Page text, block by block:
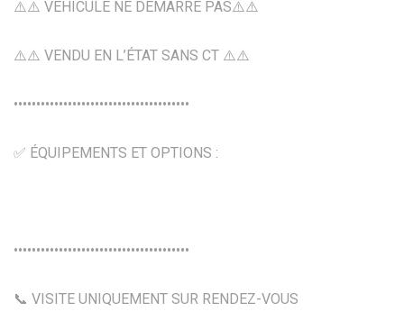
⚠️⚠️ VÉHICULE NE DÉMARRE PAS⚠️⚠️
⚠️⚠️ VENDU EN L’ÉTAT SANS CT ⚠️⚠️
•••••••••••••••••••••••••••••••••••••••
✅ ÉQUIPEMENTS ET OPTIONS :
•••••••••••••••••••••••••••••••••••••••
📞 VISITE UNIQUEMENT SUR RENDEZ-VOUS